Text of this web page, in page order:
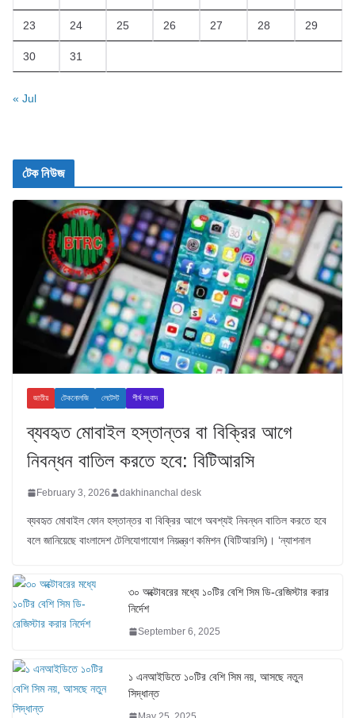
23 24 25 26 27 28 29
30 31
« Jul
টেক নিউজ
জাতীয় টেকনোলজি লেটেস্ট শীর্ষ সংবাদ
ব্যবহৃত মোবাইল হস্তান্তর বা বিক্রির আগে
নিবন্ধন বাতিল করতে হবে: বিটিআরসি
February 3, 2026 dakhinanchal desk
ব্যবহৃত মোবাইল ফোন হস্তান্তর বা বিক্রির আগে অবশ্যই নিবন্ধন বাতিল করতে হবে
বলে জানিয়েছে বাংলাদেশ টেলিযোগাযোগ নিয়ন্ত্রণ কমিশন (বিটিআরসি)। ‘ন্যাশনাল
৩০ অক্টোবরের মধ্যে ১০টির বেশি সিম ডি-রেজিস্টার করার
নির্দেশ
September 6, 2025
১ এনআইডিতে ১০টির বেশি সিম নয়, আসছে নতুন
সিদ্ধান্ত